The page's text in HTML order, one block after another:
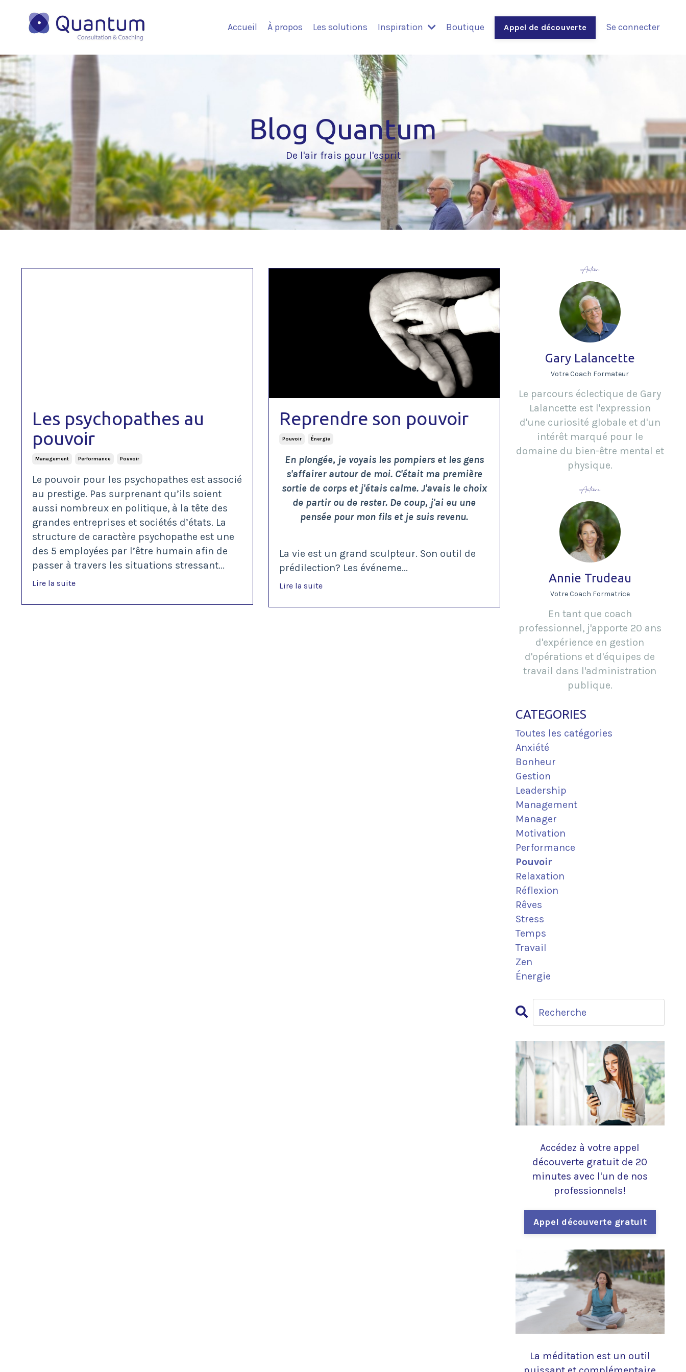
Accueil À propos Les solutions Inspiration Boutique Appel de découverte Se connecter
Blog Quantum
De l'air frais pour l'esprit
Les psychopathes au
pouvoir
Management Performance Pouvoir
Le pouvoir pour les psychopathes est associé
au prestige. Pas surprenant qu’ils soient
aussi nombreux en politique, à la tête des
grandes entreprises et sociétés d’états. La
structure de caractère psychopathe est une
des 5 employées par l’être humain afin de
passer à travers les situations stressant...
Lire la suite
Reprendre son pouvoir
Pouvoir Énergie
En plongée, je voyais les pompiers et les gens
s'affairer autour de moi. C'était ma première
sortie de corps et j'étais calme. J'avais le choix
de partir ou de rester. De coup, j'ai eu une
pensée pour mon fils et je suis revenu.
La vie est un grand sculpteur. Son outil de
prédilection? Les événeme...
Lire la suite
Auteur
Gary Lalancette
Votre Coach Formateur
Le parcours éclectique de Gary
Lalancette est l'expression
d'une curiosité globale et d'un
intérêt marqué pour le
domaine du bien-être mental et
physique.
Auteure
Annie Trudeau
Votre Coach Formatrice
En tant que coach
professionnel, j'apporte 20 ans
d'expérience en gestion
d'opérations et d'équipes de
travail dans l'administration
publique.
CATEGORIES
Toutes les catégories
Anxiété
Bonheur
Gestion
Leadership
Management
Manager
Motivation
Performance
Pouvoir
Relaxation
Réflexion
Rêves
Stress
Temps
Travail
Zen
Énergie
Accédez à votre appel
découverte gratuit de 20
minutes avec l'un de nos
professionnels!
Appel découverte gratuit
La méditation est un outil